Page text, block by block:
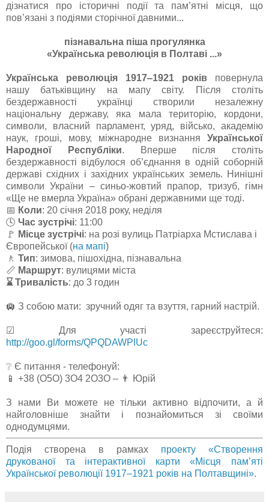
дізнатися про історичні події та пам’ятні місця, що
пов’язані з подіями сторічної давними...
пізнавальна піша прогулянка
«Українська революція в Полтаві ...»
Українська революція 1917‒1921 років повернула
нашу батьківщину на мапу світу. Після століть
бездержавності українці створили незалежну
національну державу, яка мала територію, кордони,
символи, власний парламент, уряд, військо, академію
наук, гроші, мову, міжнародне визнання Української
Народної Республіки. Вперше після століть
бездержавності відбулося об’єднання в одній соборній
державі східних і західних українських земель. Нинішні
символи України ‒ синьо-жовтий прапор, тризуб, гімн
«Ще не вмерла Україна» обрані державними ще тоді.
📅 Коли: 20 січня 2018 року, неділя
🕓 Час зустрічі: 11:00
🚩 Місце зустрічі: на розі вулиць Патріарха Мстислава і
Європейської (на мапі)
🚶 Тип: зимова, пішохідна, пізнавальна
📏 Маршрут: вулицями міста
⌛ Тривалість: до 3 годин
🛄 З собою мати: зручний одяг та взуття, гарний настрій.
☑ Для участі зареєструйтеся:
http://goo.gl/forms/QPQDAWPlUc
❔ Є питання - телефонуй:
📱 +38 (О5О) 3О4 2О3О – 👨 Юрій
З нами Ви можете не тільки активно відпочити, а й
найголовніше знайти і познайомиться зі своїми
однодумцями.
Подія створена в рамках проекту «Створення
друкованої та інтерактивної карти «Місця пам’яті
Української революції 1917‒1921 років на Полтавщині».